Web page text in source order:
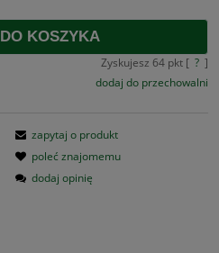
DO KOSZYKA
Zyskujesz 64pkt [ ? ]
dodaj do przechowalni
zapytaj o produkt
poleć znajomemu
dodaj opinię